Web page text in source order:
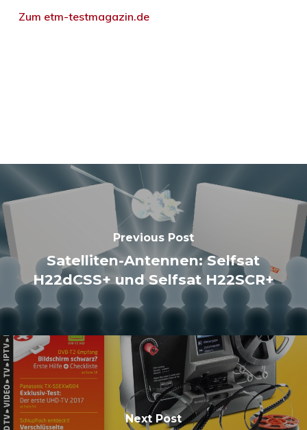
Zum etm-testmagazin.de
Previous Post
Satelliten-Antennen: Selfsat
H22dCSS+ und Selfsat H22SCR+
Next Post